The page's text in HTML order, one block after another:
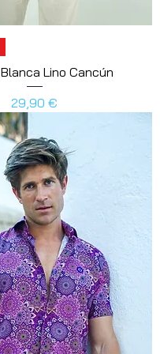
Lino Cancún
Preis
29,90 €